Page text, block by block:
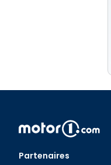
Partenaires